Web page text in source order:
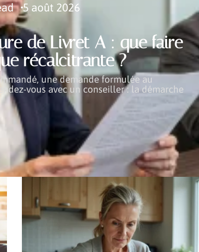
de Livret A : que faire
récalcitrante ?
une demande formulée au
vous avec un conseiller : la démarche
5 août 2026